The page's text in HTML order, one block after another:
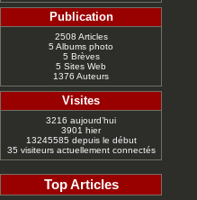
Publication
2508 Articles
5 Albums photo
5 Brèves
5 Sites Web
1376 Auteurs
Visites
3216 aujourd’hui
3901 hier
13245585 depuis le début
35 visiteurs actuellement connectés
Top Articles